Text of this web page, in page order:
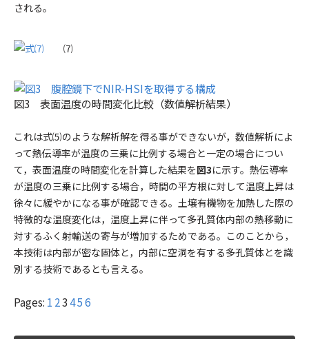
される。
⑺
図3 表面温度の時間変化比較（数値解析結果）
これは式⑸のような解析解を得る事ができないが，数値解析によ
って熱伝導率が温度の三乗に比例する場合と一定の場合につい
て，表面温度の時間変化を計算した結果を図3に示す。熱伝導率
が温度の三乗に比例する場合，時間の平方根に対して温度上昇は
徐々に緩やかになる事が確認できる。土壌有機物を加熱した際の
特徴的な温度変化は，温度上昇に伴って多孔質体内部の熱移動に
対するふく射輸送の寄与が増加するためである。このことから，
本技術は内部が密な固体と，内部に空洞を有する多孔質体とを識
別する技術であるとも言える。
Pages: 1 23456